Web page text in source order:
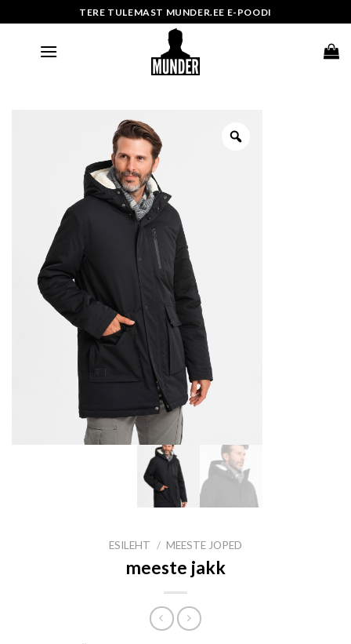
to
TERE TULEMAST MUNDER.EE E-POODI
ESILEHT / MEESTE JOPED
meeste jakk